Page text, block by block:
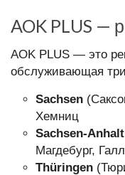
AOK PLUS —
AOK PLUS — это
обслуживающая
Sachsen
Хемниц
Sachsen-Anhalt
Магдебург,
Thüringen